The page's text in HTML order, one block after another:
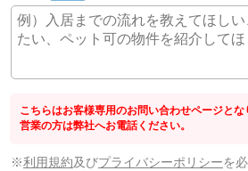
こちらはお客様専用のお問い合わせページとな
営業の方は弊社へお電話ください。
※利用規約及びプライバシーポリシーを